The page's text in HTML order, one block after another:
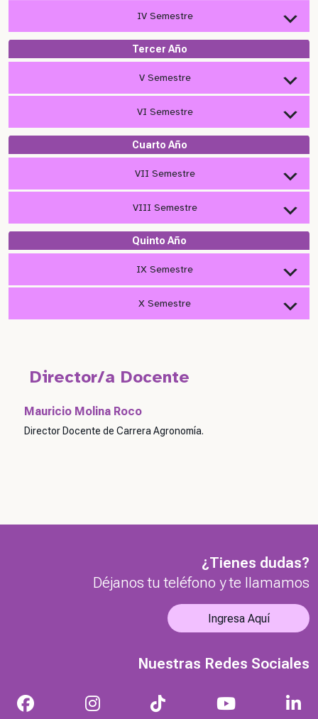
IV Semestre
Tercer Año
V Semestre
VI Semestre
Cuarto Año
VII Semestre
VIII Semestre
Quinto Año
IX Semestre
X Semestre
Director/a Docente
Mauricio Molina Roco
Director Docente de Carrera Agronomía.
¿Tienes dudas?
Déjanos tu teléfono y te llamamos
Ingresa Aquí
Nuestras Redes Sociales